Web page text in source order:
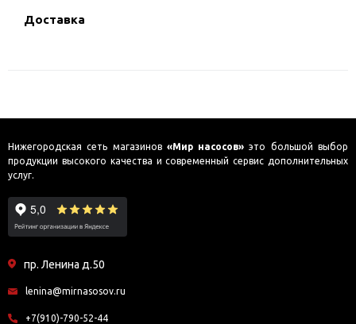
Доставка
Нижегородская сеть магазинов «Мир насосов» это большой выбор
продукции высокого качества и современный сервис дополнительных
услуг.
пр. Ленина д.50
lenina@mirnasosov.ru
+7(910)-790-52-44